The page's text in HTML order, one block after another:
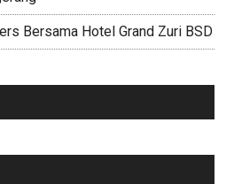
Bersama Hotel Grand Zuri BSD